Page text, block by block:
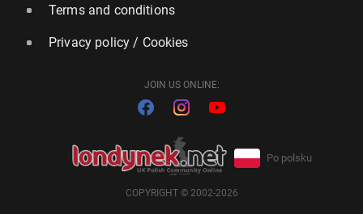
Terms and conditions
Privacy policy / Cookies
JOIN US ONLINE:
Po polsku
COPYRIGHT © 2002-2026